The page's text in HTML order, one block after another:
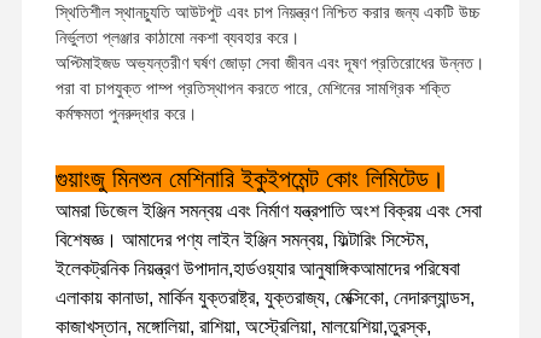
স্থিতিশীল স্থানচ্যুতি আউটপুট এবং চাপ নিয়ন্ত্রণ নিশ্চিত করার জন্য একটি উচ্চ
নির্ভুলতা প্লঞ্জার কাঠামো নকশা ব্যবহার করে।
অপ্টিমাইজড অভ্যন্তরীণ ঘর্ষণ জোড়া সেবা জীবন এবং দূষণ প্রতিরোধের উন্নত।
পরা বা চাপযুক্ত পাম্প প্রতিস্থাপন করতে পারে, মেশিনের সামগ্রিক শক্তি
কর্মক্ষমতা পুনরুদ্ধার করে।
গুয়াংজু মিনশুন মেশিনারি ইকুইপমেন্ট কোং লিমিটেড।
আমরা ডিজেল ইঞ্জিন সমন্বয় এবং নির্মাণ যন্ত্রপাতি অংশ বিক্রয় এবং সেবা
বিশেষজ্ঞ। আমাদের পণ্য লাইন ইঞ্জিন সমন্বয়, ফিল্টারিং সিস্টেম,
ইলেকট্রনিক নিয়ন্ত্রণ উপাদান,হার্ডওয়্যার আনুষাঙ্গিকআমাদের পরিষেবা
এলাকায় কানাডা, মার্কিন যুক্তরাষ্ট্র, যুক্তরাজ্য, মেক্সিকো, নেদারল্যান্ডস,
কাজাখস্তান, মঙ্গোলিয়া, রাশিয়া, অস্ট্রেলিয়া, মালয়েশিয়া,তুরস্ক,